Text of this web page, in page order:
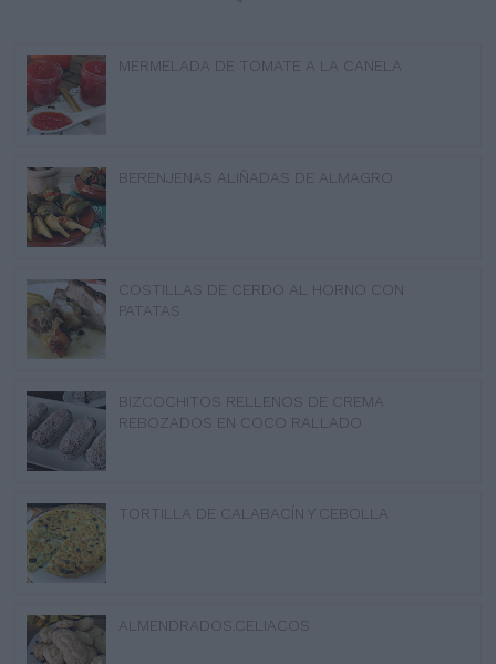
MERMELADA DE TOMATE A LA CANELA
BERENJENAS ALIÑADAS DE ALMAGRO
COSTILLAS DE CERDO AL HORNO CON
PATATAS
BIZCOCHITOS RELLENOS DE CREMA
REBOZADOS EN COCO RALLADO
TORTILLA DE CALABACÍN Y CEBOLLA
ALMENDRADOS.CELIACOS